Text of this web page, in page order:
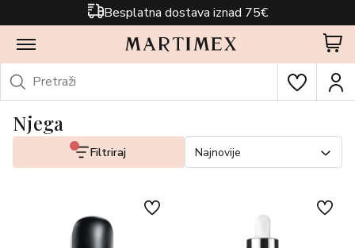
Besplatna dostava iznad 75€
Njega
Filtriraj Najnovije